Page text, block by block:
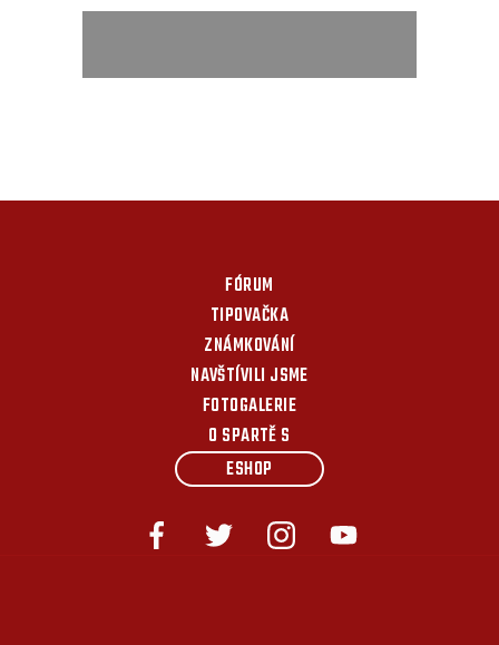
FÓRUM
TIPOVAČKA
ZNÁMKOVÁNÍ
NAVŠTÍVILI JSME
FOTOGALERIE
O SPARTĚ S
ESHOP